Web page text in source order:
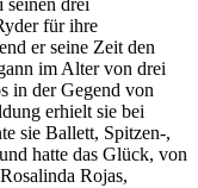
für ihre
er seine Zeit den
im Alter von drei
in der Gegend von
erhielt sie bei
sie Ballett, Spitzen-,
hatte das Glück, von
Rojas,